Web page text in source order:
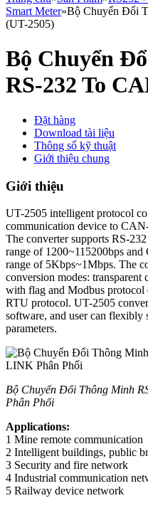
Smart Meter»Bộ Chuyển Đổi
(UT-2505)
Bộ Chuyển
RS-232 To
Đặt hàng
Download tài liệu
Thông số kỹ thuật
Giới thiệu chung
Giới thiệu
UT-2505 intelligent protocol
communication device to
The converter supports RS-
range of 1200~115200bps
range of 5Kbps~1Mbps. The
conversion modes: transparent
with flag and Modbus protocol
RTU protocol. UT-2505
software, and user can flexibly
parameters.
Bộ Chuyển Đổi Thông Minh
Phân Phối
Applications:
1 Mine remote communication
2 Intelligent buildings, public
3 Security and fire network
4 Industrial communication
5 Railway device network